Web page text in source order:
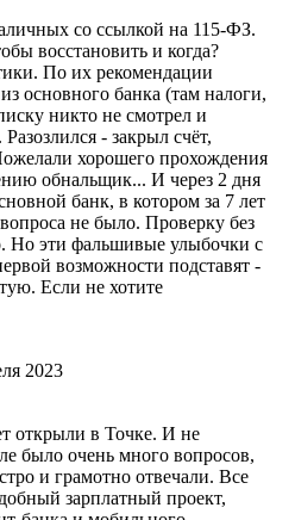
со ссылкой на 115-ФЗ.
восстановить и когда?
По их рекомендации
основного банка (там налоги,
никто не смотрел и
- закрыл счёт,
хорошего прохождения
обнальщик... И через 2 дня
банк, в котором за 7 лет
не было. Проверку без
Но эти фальшивые улыбочки с
возможности подставят -
Если не хотите
2023
открыли в Точке. И не
было очень много вопросов,
и грамотно отвечали. Все
зарплатный проект,